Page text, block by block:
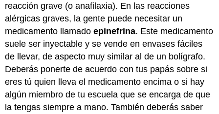
reacción grave (o anafilaxia). En las reacciones
alérgicas graves, la gente puede necesitar un
medicamento llamado epinefrina. Este medicamento
suele ser inyectable y se vende en envases fáciles
de llevar, de aspecto muy similar al de un bolígrafo.
Deberás ponerte de acuerdo con tus papás sobre si
eres tú quien lleva el medicamento encima o si hay
algún miembro de tu escuela que se encarga de que
la tengas siempre a mano. También deberás saber